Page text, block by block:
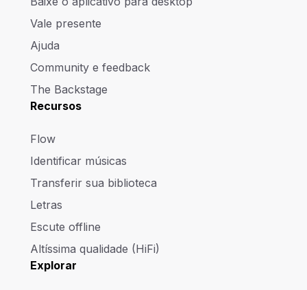
Vale presente
Ajuda
Community e feedback
The Backstage
Recursos
Flow
Identificar músicas
Transferir sua biblioteca
Letras
Escute offline
Altíssima qualidade (HiFi)
Explorar